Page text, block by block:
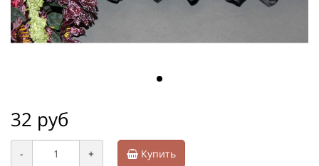
32 руб
- + Купить